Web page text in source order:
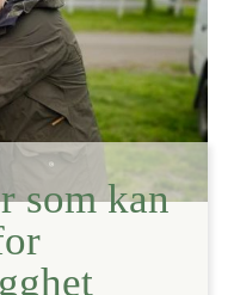
som kan